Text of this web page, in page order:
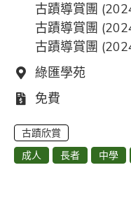
古蹟導賞團
古蹟導賞團
古蹟導賞團
地點：
綠匯學苑
費用：
免費
古蹟欣賞
成人
長者 中學